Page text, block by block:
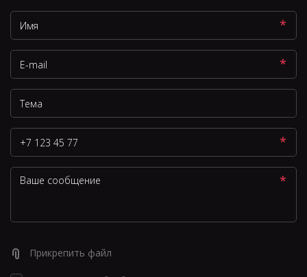
*
*
*
*
Прикрепить файл